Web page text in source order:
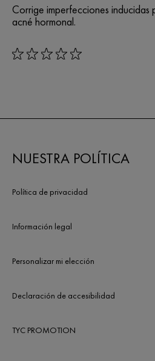
Corrige imperfecciones inducidas
acné hormonal.
rating: 0 out of 5
NUESTRA POLÍTICA
Política de privacidad
Información legal
Personalizar mi elección
Declaración de accesibilidad
TYC PROMOTION